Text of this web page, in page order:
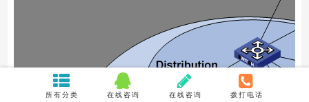
所有分类 在线咨询 在线咨询 拨打电话